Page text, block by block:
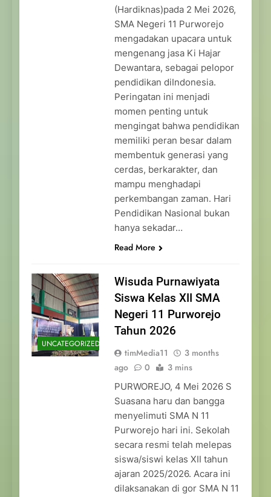
(Hardiknas)pada 2 Mei 2026,
SMA Negeri 11 Purworejo
mengadakan upacara untuk
mengenang jasa Ki Hajar
Dewantara, sebagai pelopor
pendidikan diIndonesia.
Peringatan ini menjadi
momen penting untuk
mengingat bahwa pendidikan
memiliki peran besar dalam
membentuk generasi yang
cerdas, berkarakter, dan
mampu menghadapi
perkembangan zaman. Hari
Pendidikan Nasional bukan
hanya sekadar…
Read More
UNCATEGORIZED
Wisuda Purnawiyata
Siswa Kelas XII SMA
Negeri 11 Purworejo
Tahun 2026
timMedia11
3 months
ago
0 3 mins
PURWOREJO, 4 Mei 2026 S
Suasana haru dan bangga
menyelimuti SMA N 11
Purworejo hari ini. Sekolah
secara resmi telah melepas
siswa/siswi kelas XII tahun
ajaran 2025/2026. Acara ini
dilaksanakan di gor SMA N 11